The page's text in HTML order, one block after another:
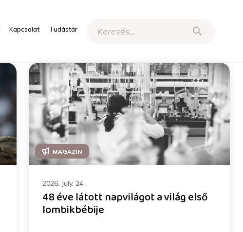
Kapcsolat Tudástár
MAGAZIN
2026. July. 24.
48 éve látott napvilágot a világ első
lombikbébije